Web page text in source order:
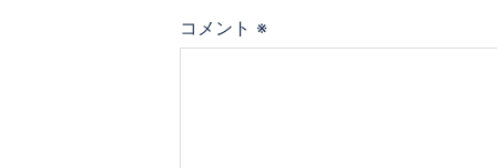
コメント ※